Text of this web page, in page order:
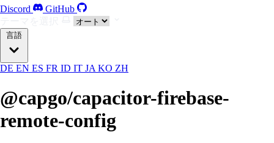
Discord
GitHub
言語
DE EN ES FR ID IT JA KO ZH
@capgo/capacitor-firebase-
remote-config